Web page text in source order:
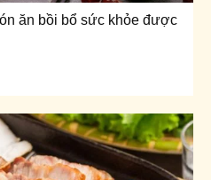
ăn bồi bổ sức khỏe được